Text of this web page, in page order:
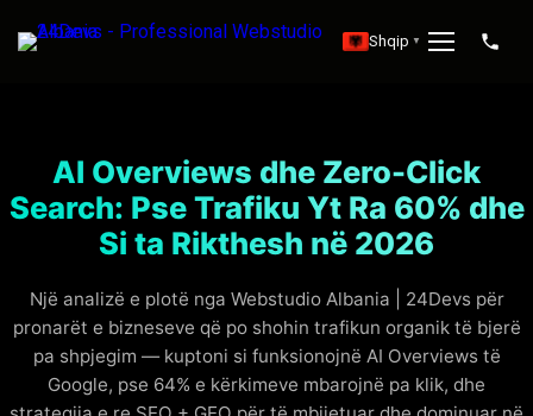
Shqip ▼
AI Overviews dhe Zero-Click
Search: Pse Trafiku Yt Ra 60% dhe
Si ta Rikthesh në 2026
Një analizë e plotë nga Webstudio Albania | 24Devs për
pronarët e bizneseve që po shohin trafikun organik të bjerë
pa shpjegim — kuptoni si funksionojnë AI Overviews të
Google, pse 64% e kërkimeve mbarojnë pa klik, dhe